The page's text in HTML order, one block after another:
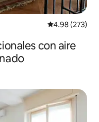
Calificación
4.98 (273)
con aire